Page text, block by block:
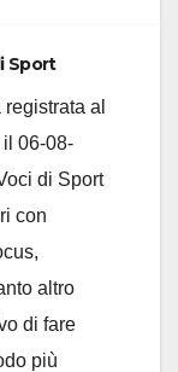
Sport
al
06-08-
di Sport
con
altro
di fare
più